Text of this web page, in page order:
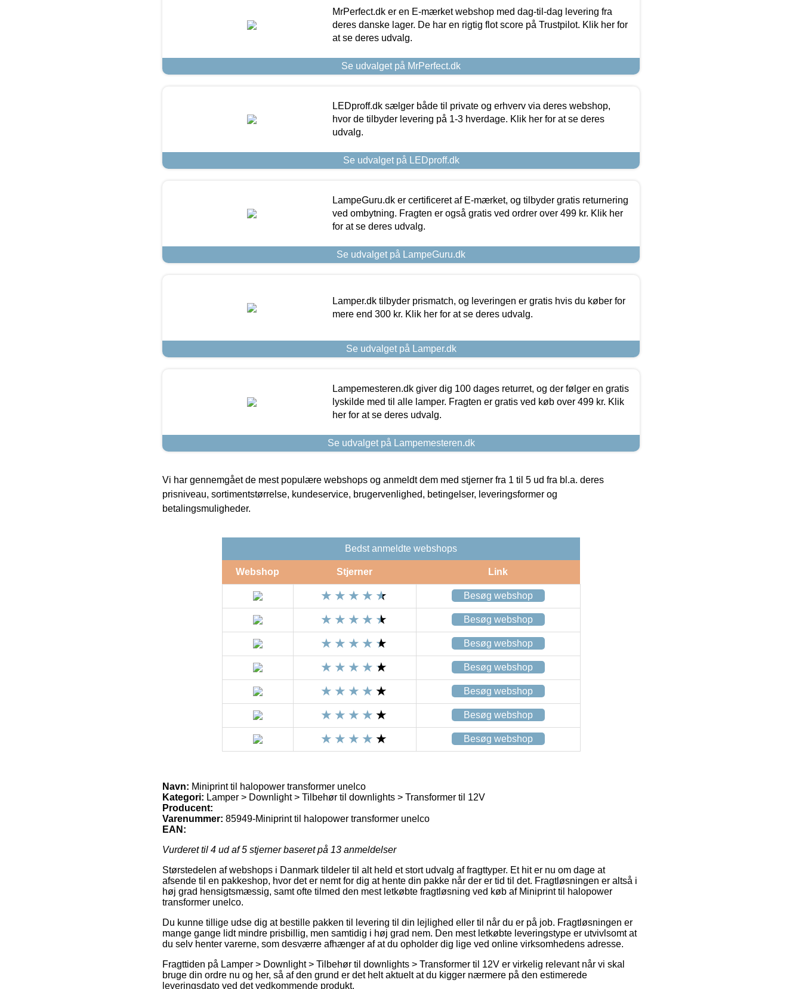
MrPerfect.dk er en E-mærket webshop med dag-til-dag levering fra
deres danske lager. De har en rigtig flot score på Trustpilot. Klik her for
at se deres udvalg.
Se udvalget på MrPerfect.dk
LEDproff.dk sælger både til private og erhverv via deres webshop,
hvor de tilbyder levering på 1-3 hverdage. Klik her for at se deres
udvalg.
Se udvalget på LEDproff.dk
LampeGuru.dk er certificeret af E-mærket, og tilbyder gratis returnering
ved ombytning. Fragten er også gratis ved ordrer over 499 kr. Klik her
for at se deres udvalg.
Se udvalget på LampeGuru.dk
Lamper.dk tilbyder prismatch, og leveringen er gratis hvis du køber for
mere end 300 kr. Klik her for at se deres udvalg.
Se udvalget på Lamper.dk
Lampemesteren.dk giver dig 100 dages returret, og der følger en gratis
lyskilde med til alle lamper. Fragten er gratis ved køb over 499 kr. Klik
her for at se deres udvalg.
Se udvalget på Lampemesteren.dk
Vi har gennemgået de mest populære webshops og anmeldt dem med stjerner fra 1 til 5 ud fra bl.a. deres
prisniveau, sortimentstørrelse, kundeservice, brugervenlighed, betingelser, leveringsformer og
betalingsmuligheder.
Bedst anmeldte webshops
Webshop Stjerner Link
Besøg webshop
Besøg webshop
Besøg webshop
Besøg webshop
Besøg webshop
Besøg webshop
Besøg webshop
Navn: Miniprint til halopower transformer unelco
Kategori: Lamper > Downlight > Tilbehør til downlights > Transformer til 12V
Producent:
Varenummer: 85949-Miniprint til halopower transformer unelco
EAN:
Vurderet til 4 ud af 5 stjerner baseret på 13 anmeldelser
Størstedelen af webshops i Danmark tildeler til alt held et stort udvalg af fragttyper. Et hit er nu om dage at
afsende til en pakkeshop, hvor det er nemt for dig at hente din pakke når der er tid til det. Fragtløsningen er altså i
høj grad hensigtsmæssig, samt ofte tilmed den mest letkøbte fragtløsning ved køb af Miniprint til halopower
transformer unelco.
Du kunne tillige udse dig at bestille pakken til levering til din lejlighed eller til når du er på job. Fragtløsningen er
mange gange lidt mindre prisbillig, men samtidig i høj grad nem. Den mest letkøbte leveringstype er utvivlsomt at
du selv henter varerne, som desværre afhænger af at du opholder dig lige ved online virksomhedens adresse.
Fragttiden på Lamper > Downlight > Tilbehør til downlights > Transformer til 12V er virkelig relevant når vi skal
bruge din ordre nu og her, så af den grund er det helt aktuelt at du kigger nærmere på den estimerede
leveringsdato ved det vedkommende produkt.